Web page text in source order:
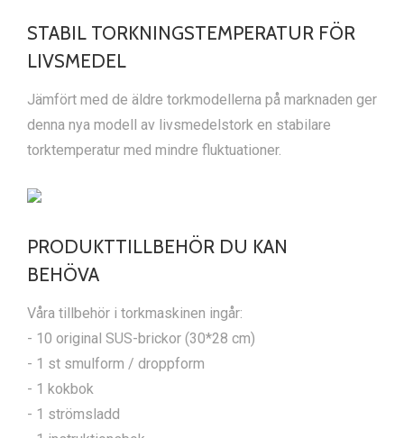
STABIL TORKNINGSTEMPERATUR FÖR
LIVSMEDEL
Jämfört med de äldre torkmodellerna på marknaden ger
denna nya modell av livsmedelstork en stabilare
torktemperatur med mindre fluktuationer.
PRODUKTTILLBEHÖR DU KAN
BEHÖVA
Våra tillbehör i torkmaskinen ingår:
- 10 original SUS-brickor (30*28 cm)
- 1 st smulform / droppform
- 1 kokbok
- 1 strömsladd